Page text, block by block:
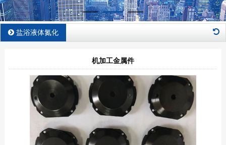
盐浴液体氮化
机加工金属件